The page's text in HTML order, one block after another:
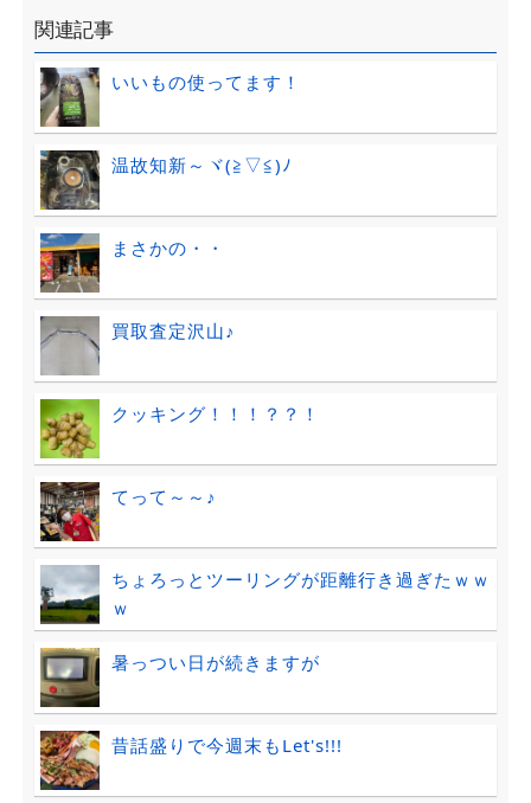
関連記事
いいもの使ってます！
温故知新～ヾ(≧▽≦)ﾉ
まさかの・・
買取査定沢山♪
クッキング！！！？？！
てって～～♪
ちょろっとツーリングが距離行き過ぎたｗｗ
ｗ
暑っつい日が続きますが
昔話盛りで今週末もLet's!!!